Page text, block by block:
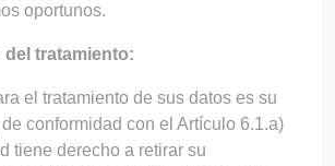
oportunos.
tratamiento:
el tratamiento de sus datos es su
conformidad con el Artículo 6.1.a)
tiene derecho a retirar su